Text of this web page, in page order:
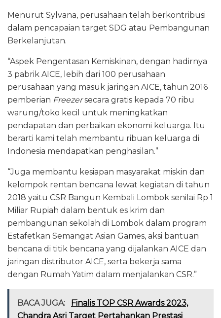
Menurut Sylvana, perusahaan telah berkontribusi
dalam pencapaian target SDG atau Pembangunan
Berkelanjutan.
“Aspek Pengentasan Kemiskinan, dengan hadirnya
3 pabrik AICE, lebih dari 100 perusahaan
perusahaan yang masuk jaringan AICE, tahun 2016
pemberian Freezersecara gratis kepada 70 ribu
warung/toko kecil untuk meningkatkan
pendapatan dan perbaikan ekonomi keluarga. Itu
berarti kami telah membantu ribuan keluarga di
Indonesia mendapatkan penghasilan.”
“Juga membantu kesiapan masyarakat miskin dan
kelompok rentan bencana lewat kegiatan di tahun
2018 yaitu CSR Bangun Kembali Lombok senilai Rp 1
Miliar Rupiah dalam bentuk es krim dan
pembangunan sekolah di Lombok dalam program
Estafetkan Semangat Asian Games, aksi bantuan
bencana di titik bencana yang dijalankan AICE dan
jaringan distributor AICE, serta bekerja sama
dengan Rumah Yatim dalam menjalankan CSR.”
BACA JUGA:
Finalis TOP CSR Awards 2023,
Chandra Asri Target Pertahankan Prestasi